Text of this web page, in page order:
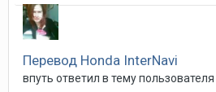
Перевод Honda InterNavi
впуть ответил в тему пользователя